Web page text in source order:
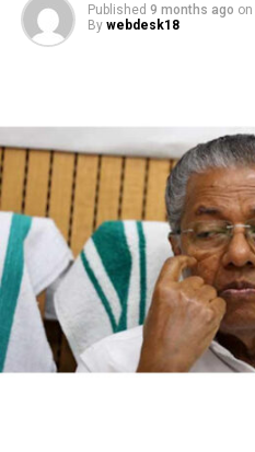
Published 9 months ago on
By webdesk18